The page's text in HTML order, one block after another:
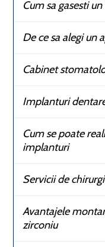
Cum sa gasesti
De ce sa alegi un
Cabinet
Implanturi
Cum se poate
implanturi
Servicii de
Avantajele
zirconiu